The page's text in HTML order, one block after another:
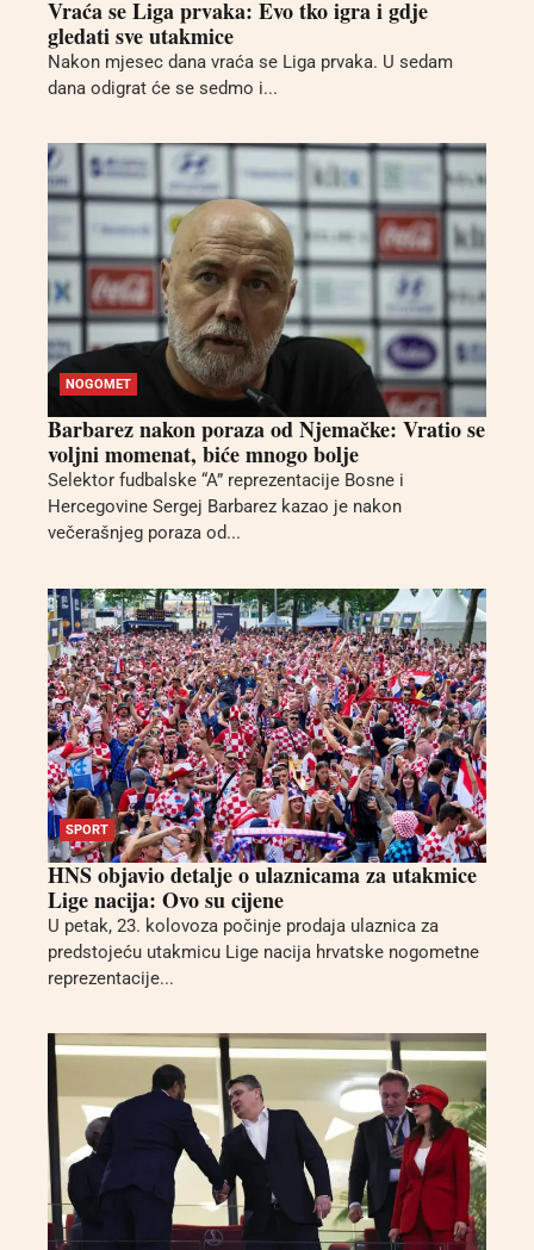
Vraća se Liga prvaka: Evo tko igra i gdje
gledati sve utakmice
Nakon mjesec dana vraća se Liga prvaka. U sedam
dana odigrat će se sedmo i...
NOGOMET
Barbarez nakon poraza od Njemačke: Vratio se
voljni momenat, biće mnogo bolje
Selektor fudbalske “A” reprezentacije Bosne i
Hercegovine Sergej Barbarez kazao je nakon
večerašnjeg poraza od...
SPORT
HNS objavio detalje o ulaznicama za utakmice
Lige nacija: Ovo su cijene
U petak, 23. kolovoza počinje prodaja ulaznica za
predstojeću utakmicu Lige nacija hrvatske nogometne
reprezentacije...